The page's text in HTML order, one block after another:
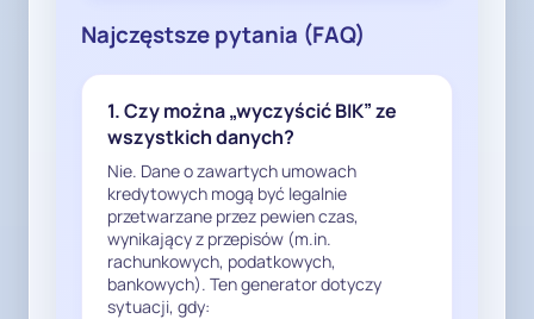
administracyjnych, w tym NSA,
potwierdza, że po zbyciu
wierzytelności bank nie może dalej
wykorzystywać danych byłego
klienta „na wszelki wypadek”, np. w
BIK, jeżeli nie istnieje po jego
stronie odrębna, konkretna
podstawa prawna i realny,
aktualny cel przetwarzania.
Najczęstsze pytania (FAQ)
1. Czy można „wyczyścić BIK” ze
wszystkich danych?
Nie. Dane o zawartych umowach
kredytowych mogą być legalnie
przetwarzane przez pewien czas,
wynikający z przepisów (m.in.
rachunkowych, podatkowych,
bankowych). Ten generator dotyczy
sytuacji, gdy: